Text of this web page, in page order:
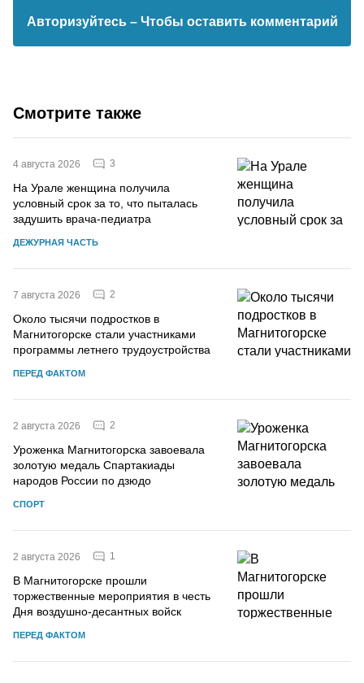
Авторизуйтесь – Чтобы оставить комментарий
Смотрите также
4 августа 2026 3
На Урале женщина получила
условный срок за то, что пыталась
задушить врача-педиатра
ДЕЖУРНАЯ ЧАСТЬ
7 августа 2026 2
Около тысячи подростков в
Магнитогорске стали участниками
программы летнего трудоустройства
ПЕРЕД ФАКТОМ
2 августа 2026 2
Уроженка Магнитогорска завоевала
золотую медаль Спартакиады
народов России по дзюдо
СПОРТ
2 августа 2026 1
В Магнитогорске прошли
торжественные мероприятия в честь
Дня воздушно-десантных войск
ПЕРЕД ФАКТОМ